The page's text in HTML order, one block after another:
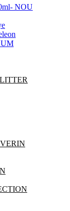
NOU